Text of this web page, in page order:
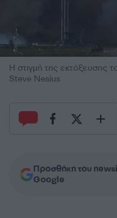
Η στιγμή της εκτόξευσης
Steve Nesius
Προσθήκη του
Google